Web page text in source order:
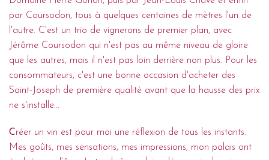
par Coursodon, tous à quelques centaines de mètres l'un de
l'autre. C'est un trio de vignerons de premier plan, avec
Jérôme Coursodon qui n'est pas au même niveau de gloire
que les autres, mais il n'est pas loin derrière non plus. Pour les
consommateurs, c'est une bonne occasion d'acheter des
Saint-Joseph de première qualité avant que la hausse des prix
ne s'installe...
Créer un vin est pour moi une réflexion de tous les instants.
Mes goûts, mes sensations, mes impressions, mon palais ont